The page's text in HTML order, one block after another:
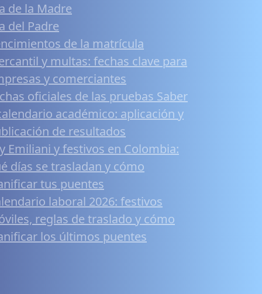
de la Madre
del Padre
de la matrícula
y multas: fechas clave para
y comerciantes
oficiales de las pruebas Saber
académico: aplicación y
de resultados
Emiliani y festivos en Colombia:
días se trasladan y cómo
tus puentes
laboral 2026: festivos
reglas de traslado y cómo
los últimos puentes